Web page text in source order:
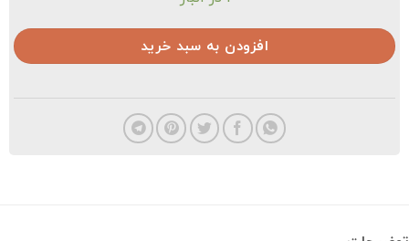
افزودن به سبد خرید